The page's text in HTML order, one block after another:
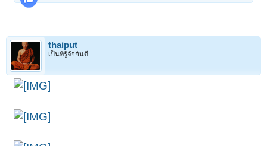
thaiput
เป็นที่รู้จักกันดี